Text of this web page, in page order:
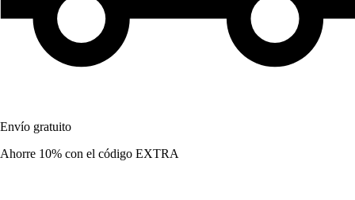
Envío gratuito
Ahorre 10% con el código EXTRA